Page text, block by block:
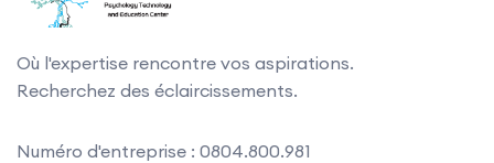
Où l'expertise rencontre vos aspirations.
Recherchez des éclaircissements.
Numéro d'entreprise : 0804.800.981